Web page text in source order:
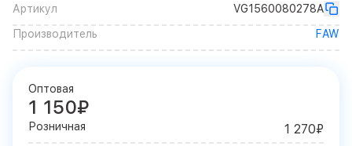
Артикул
VG1560080278A
Производитель
FAW
Оптовая
1 150₽
Розничная 1 270₽